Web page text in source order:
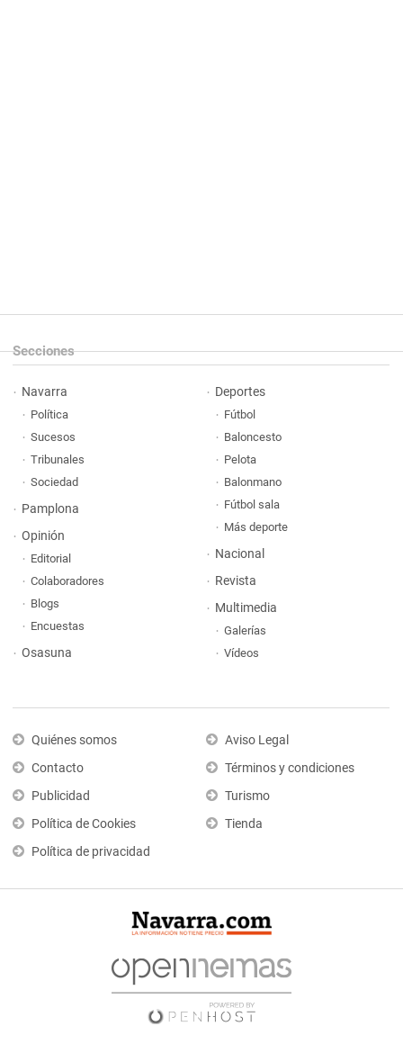
Secciones
Navarra
Política
Sucesos
Tribunales
Sociedad
Pamplona
Opinión
Editorial
Colaboradores
Blogs
Encuestas
Osasuna
Deportes
Fútbol
Baloncesto
Pelota
Balonmano
Fútbol sala
Más deporte
Nacional
Revista
Multimedia
Galerías
Vídeos
Quiénes somos
Contacto
Publicidad
Política de Cookies
Política de privacidad
Aviso Legal
Términos y condiciones
Turismo
Tienda